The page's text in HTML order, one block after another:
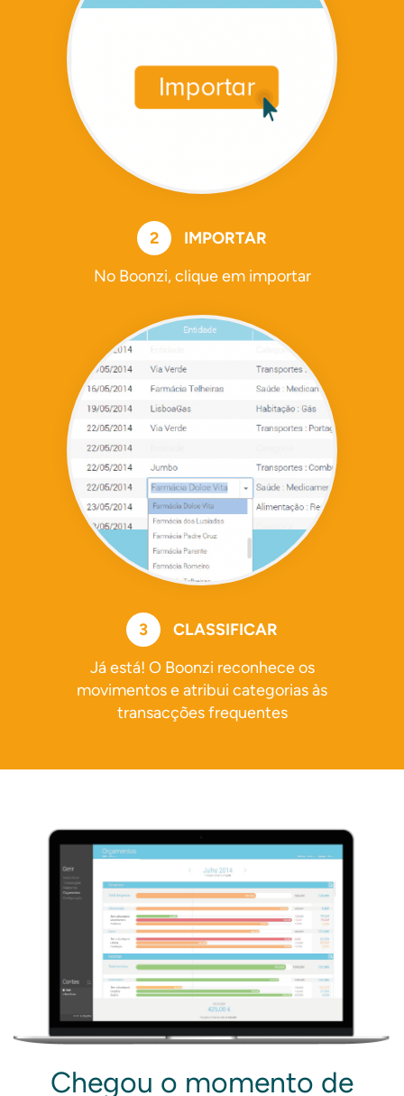
2
IMPORTAR
No Boonzi, clique em importar
3
CLASSIFICAR
Já está! O Boonzi reconhece os
movimentos e atribui categorias às
transacções frequentes
Chegou o momento de